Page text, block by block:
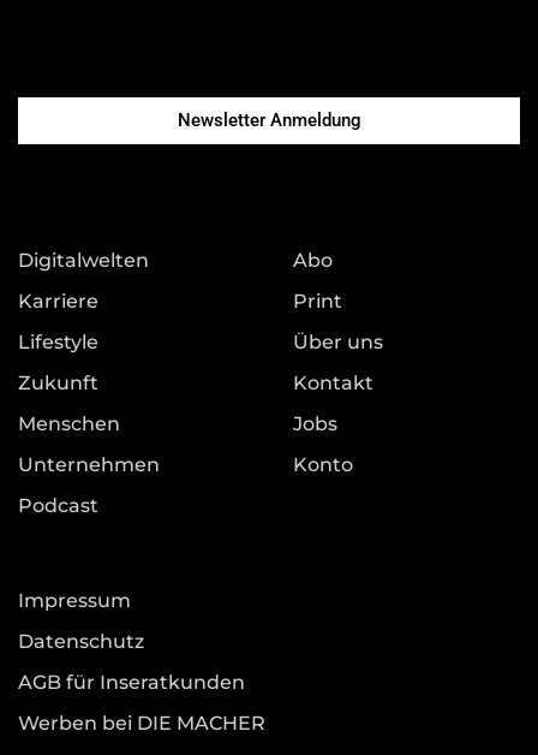
Newsletter Anmeldung
Digitalwelten
Karriere
Lifestyle
Zukunft
Menschen
Unternehmen
Podcast
Abo
Print
Über uns
Kontakt
Jobs
Konto
Impressum
Datenschutz
AGB für Inseratkunden
Werben bei DIE MACHER